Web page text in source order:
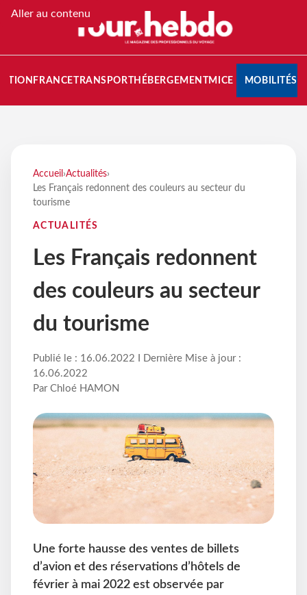
Aller au contenu
FRANCETRANSPORT HÉBERGEMENTMICE MOBILITÉS
Accueil ›Actualités›
Les Français redonnent des couleurs au secteur du
tourisme
ACTUALITÉS
Les Français redonnent
des couleurs au secteur
du tourisme
Publié le : 16.06.2022 I Dernière Mise à jour :
16.06.2022
Par Chloé HAMON
Une forte hausse des ventes de billets
d’avion et des réservations d’hôtels de
février à mai 2022 est observée par